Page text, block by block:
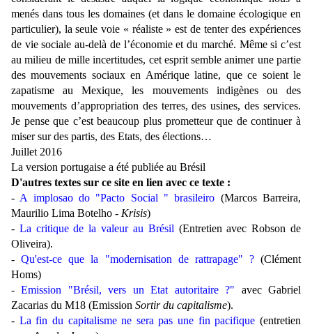
menés dans tous les domaines (et dans le domaine écologique en
particulier), la seule voie « réaliste » est de tenter des expériences
de vie sociale au-delà de l’économie et du marché. Même si c’est
au milieu de mille incertitudes, cet esprit semble animer une partie
des mouvements sociaux en Amérique latine, que ce soient le
zapatisme au Mexique, les mouvements indigènes ou des
mouvements d’appropriation des terres, des usines, des services.
Je pense que c’est beaucoup plus prometteur que de continuer à
miser sur des partis, des Etats, des élections…
Juillet 2016
La version portugaise a été publiée au Brésil
D'autres textes sur ce site en lien avec ce texte :
- A implosao do "Pacto Social " brasileiro (Marcos Barreira,
Maurilio Lima Botelho - Krisis)
- La critique de la valeur au Brésil (Entretien avec Robson de
Oliveira).
-Qu'est-ce que la "modernisation de rattrapage" ?(Clément
Homs)
-Emission "Brésil, vers un Etat autoritaire ?" avec Gabriel
Zacarias du M18 (Emission Sortir du capitalisme).
- La fin du capitalisme ne sera pas une fin pacifique (entretien